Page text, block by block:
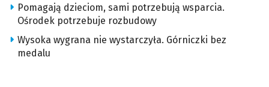
Pomagają dzieciom, sami potrzebują wsparcia.
Ośrodek potrzebuje rozbudowy
Wysoka wygrana nie wystarczyła. Górniczki bez
medalu